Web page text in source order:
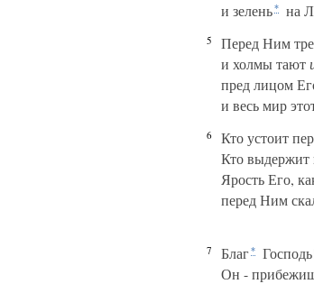
и зелень* на
5
Перед Ним
и холмы тают
пред лицом
и весь мир
6
Кто устоит
Кто
Ярость Его,
перед Ним
7 Благ*
Он -